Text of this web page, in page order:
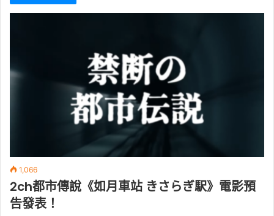
1,066
2ch都市傳說《如月車站 きさらぎ駅》電影預
告發表！